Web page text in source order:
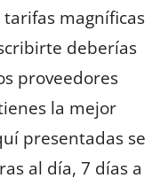
magníficas
deberías
proveedores
la mejor
presentadas se
al día, 7 días a